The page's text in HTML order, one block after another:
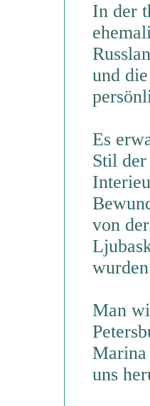
In der
und
Es
Stil
von
Man
Marina
uns